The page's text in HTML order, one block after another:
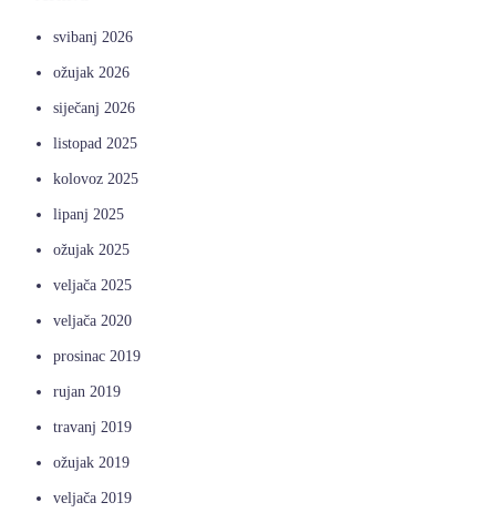
svibanj 2026
ožujak 2026
siječanj 2026
listopad 2025
kolovoz 2025
lipanj 2025
ožujak 2025
veljača 2025
veljača 2020
prosinac 2019
rujan 2019
travanj 2019
ožujak 2019
veljača 2019